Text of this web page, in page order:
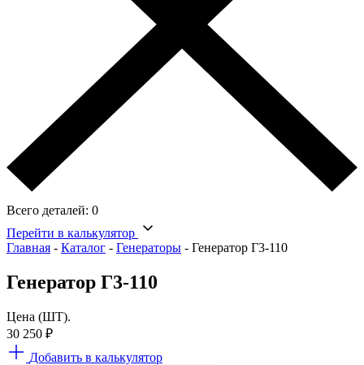
Всего деталей: 0
Перейти в калькулятор
Главная - Каталог - Генераторы - Генератор Г3-110
Генератор Г3-110
Цена (ШТ).
30 250 ₽
Добавить в калькулятор